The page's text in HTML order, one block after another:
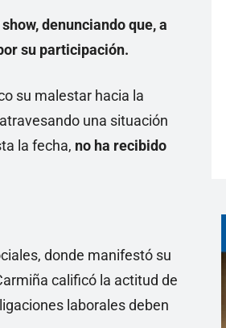
denunciando que, a
su participación.
su malestar hacia la
una situación
la fecha, no ha recibido
donde manifestó su
calificó la actitud de
laborales deben